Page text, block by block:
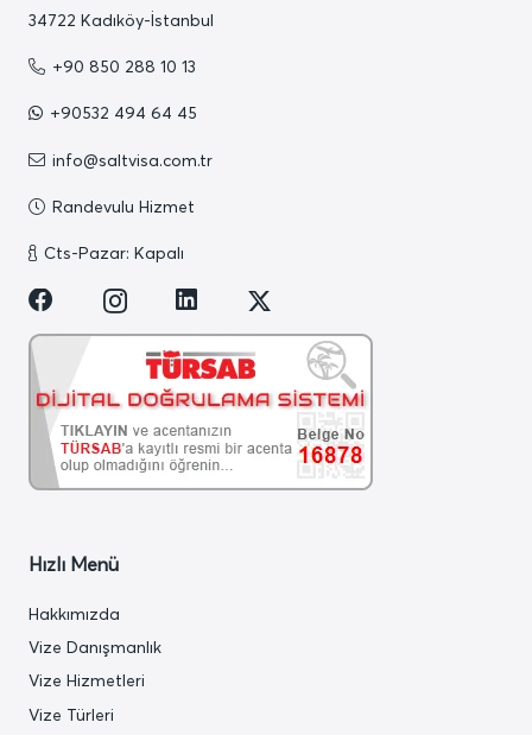
34722 Kadıköy-İstanbul
+90 850 288 10 13
+90532 494 64 45
info@saltvisa.com.tr
Randevulu Hizmet
Cts-Pazar: Kapalı
Hızlı Menü
Hakkımızda
Vize Danışmanlık
Vize Hizmetleri
Vize Türleri